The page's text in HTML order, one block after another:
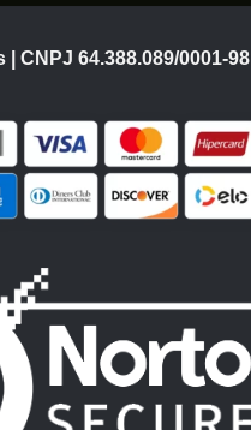
CNPJ 64.388.089/0001-98